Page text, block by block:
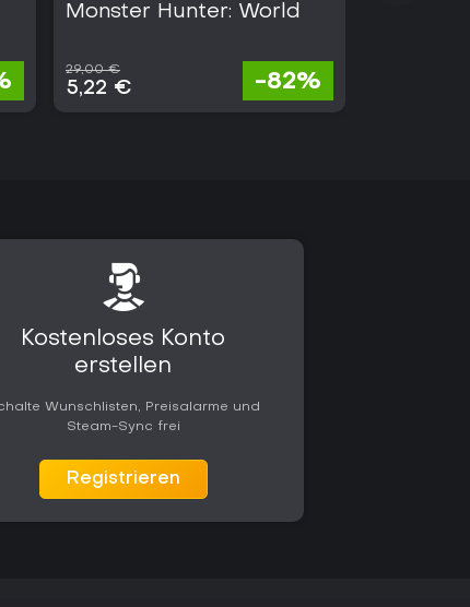
Monster Hunter: World
29,00 €
5,22 € -82%
Kostenloses Konto
erstellen
Wunschlisten, Preisalarme und
Steam-Sync frei
Registrieren